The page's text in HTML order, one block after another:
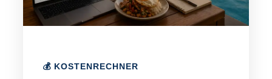
💰 KOSTENRECHNER